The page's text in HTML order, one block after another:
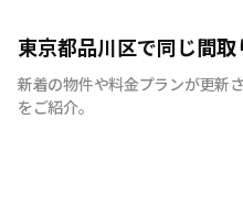
シティマンスリーでは家具
ご用意しております。 引
うな物まで全て揃えたマン
様に喜ばれています。 シテ
東京都品川区で同じ間
新着の物件や料金プランが更新
をご紹介。